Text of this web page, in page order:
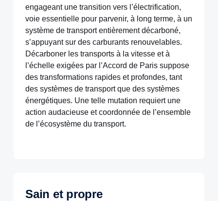
engageant une transition vers l’électrification,
voie essentielle pour parvenir, à long terme, à un
système de transport entièrement décarboné,
s’appuyant sur des carburants renouvelables.
Décarboner les transports à la vitesse et à
l’échelle exigées par l’Accord de Paris suppose
des transformations rapides et profondes, tant
des systèmes de transport que des systèmes
énergétiques. Une telle mutation requiert une
action audacieuse et coordonnée de l’ensemble
de l’écosystème du transport.
Sain et propre